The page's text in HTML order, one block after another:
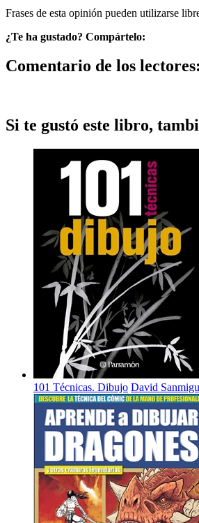
Frases de esta opinión pueden utilizarse
¿Te ha gustado? Compártelo:
Comentario de los lectores:
Si te gustó este libro,
101 Técnicas. Dibujo David